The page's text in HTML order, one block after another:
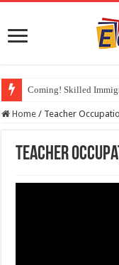
Coming! Skilled
Home / Teacher
Teacher